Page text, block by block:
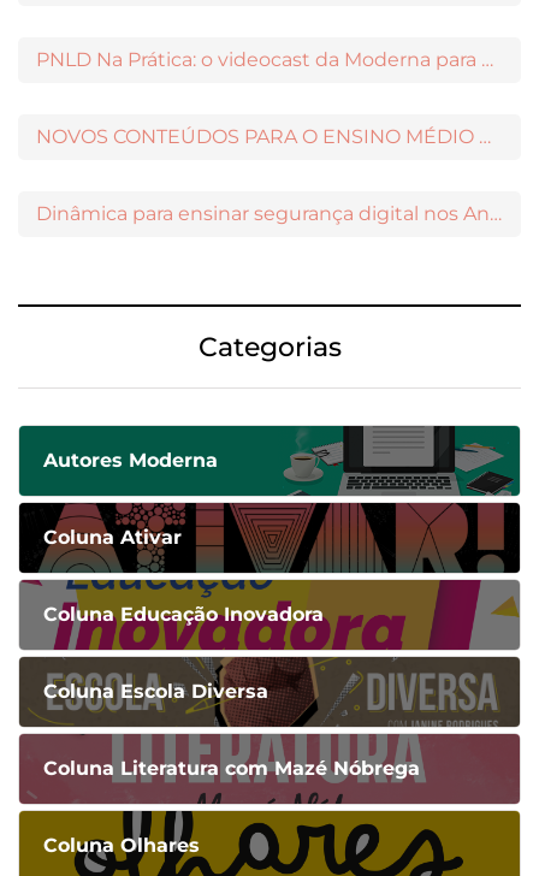
PNLD Na Prática: o videocast da Moderna para apoiar a escolha das obras aprovadas
NOVOS CONTEÚDOS PARA O ENSINO MÉDIO DISPONÍVEIS NO MODERNAMIGOS
Dinâmica para ensinar segurança digital nos Anos Iniciais
Categorias
Autores Moderna
Coluna Ativar
Coluna Educação Inovadora
Coluna Escola Diversa
Coluna Literatura com Mazé Nóbrega
Coluna Olhares